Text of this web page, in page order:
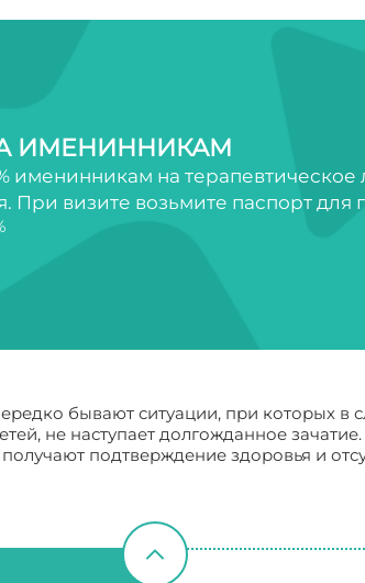
ИМЕНИННИКАМ
именинникам на терапевтическое
При визите возьмите паспорт для
бывают ситуации, при которых
не наступает долгожданное
подтверждение здоровья и